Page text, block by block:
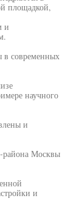
площадкой,
и
в современных
научного
и
района Москвы
и